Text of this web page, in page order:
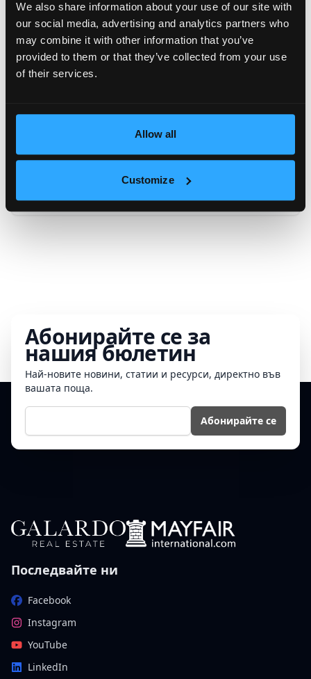
We also share information about your use of our site with
our social media, advertising and analytics partners who
may combine it with other information that you’ve
provided to them or that they’ve collected from your use
of their services.
Allow all
Customize
Телефон
Съобщение
Искам да получавам новини и оферти по имейл
Изпрати запитване
Абонирайте се за
нашия бюлетин
Най-новите новини, статии и ресурси, директно във
вашата поща.
Е-мейл
Абонирайте се
Последвайте ни
Facebook
Instagram
YouTube
LinkedIn